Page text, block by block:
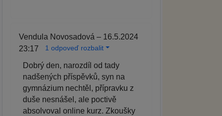
Vendula Novosadová – 16.5.2024
23:17
1 odpoveď rozbalit
Dobrý den, narozdíl od tady
nadšených příspěvků, syn na
gymnázium nechtěl, přípravku z
duše nesnášel, ale poctivě
absolvoval online kurz. Zkoušky